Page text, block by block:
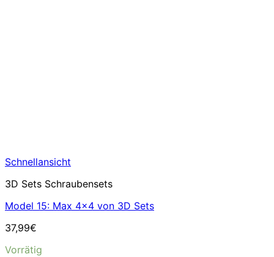
Schnellansicht
3D Sets Schraubensets
Model 15: Max 4×4 von 3D Sets
37,99€
Vorrätig